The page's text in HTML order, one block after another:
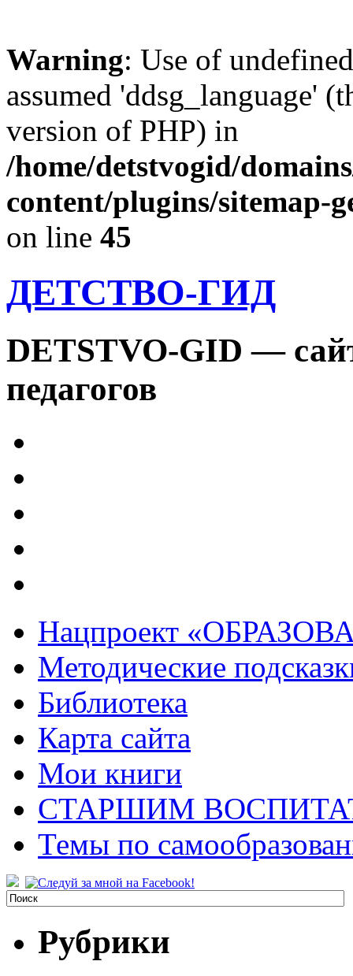
Warning: Use of
assumed 'ddsg_language'
version of PHP) in
/home/detstvogid/
content/plugins/sitemap-
on line 45
ДЕТСТВО-ГИД
DETSTVO-GID —
педагогов
Нацпроект
Методические
Библиотека
Карта сайта
Мои книги
СТАРШИМ
Темы по
Рубрики